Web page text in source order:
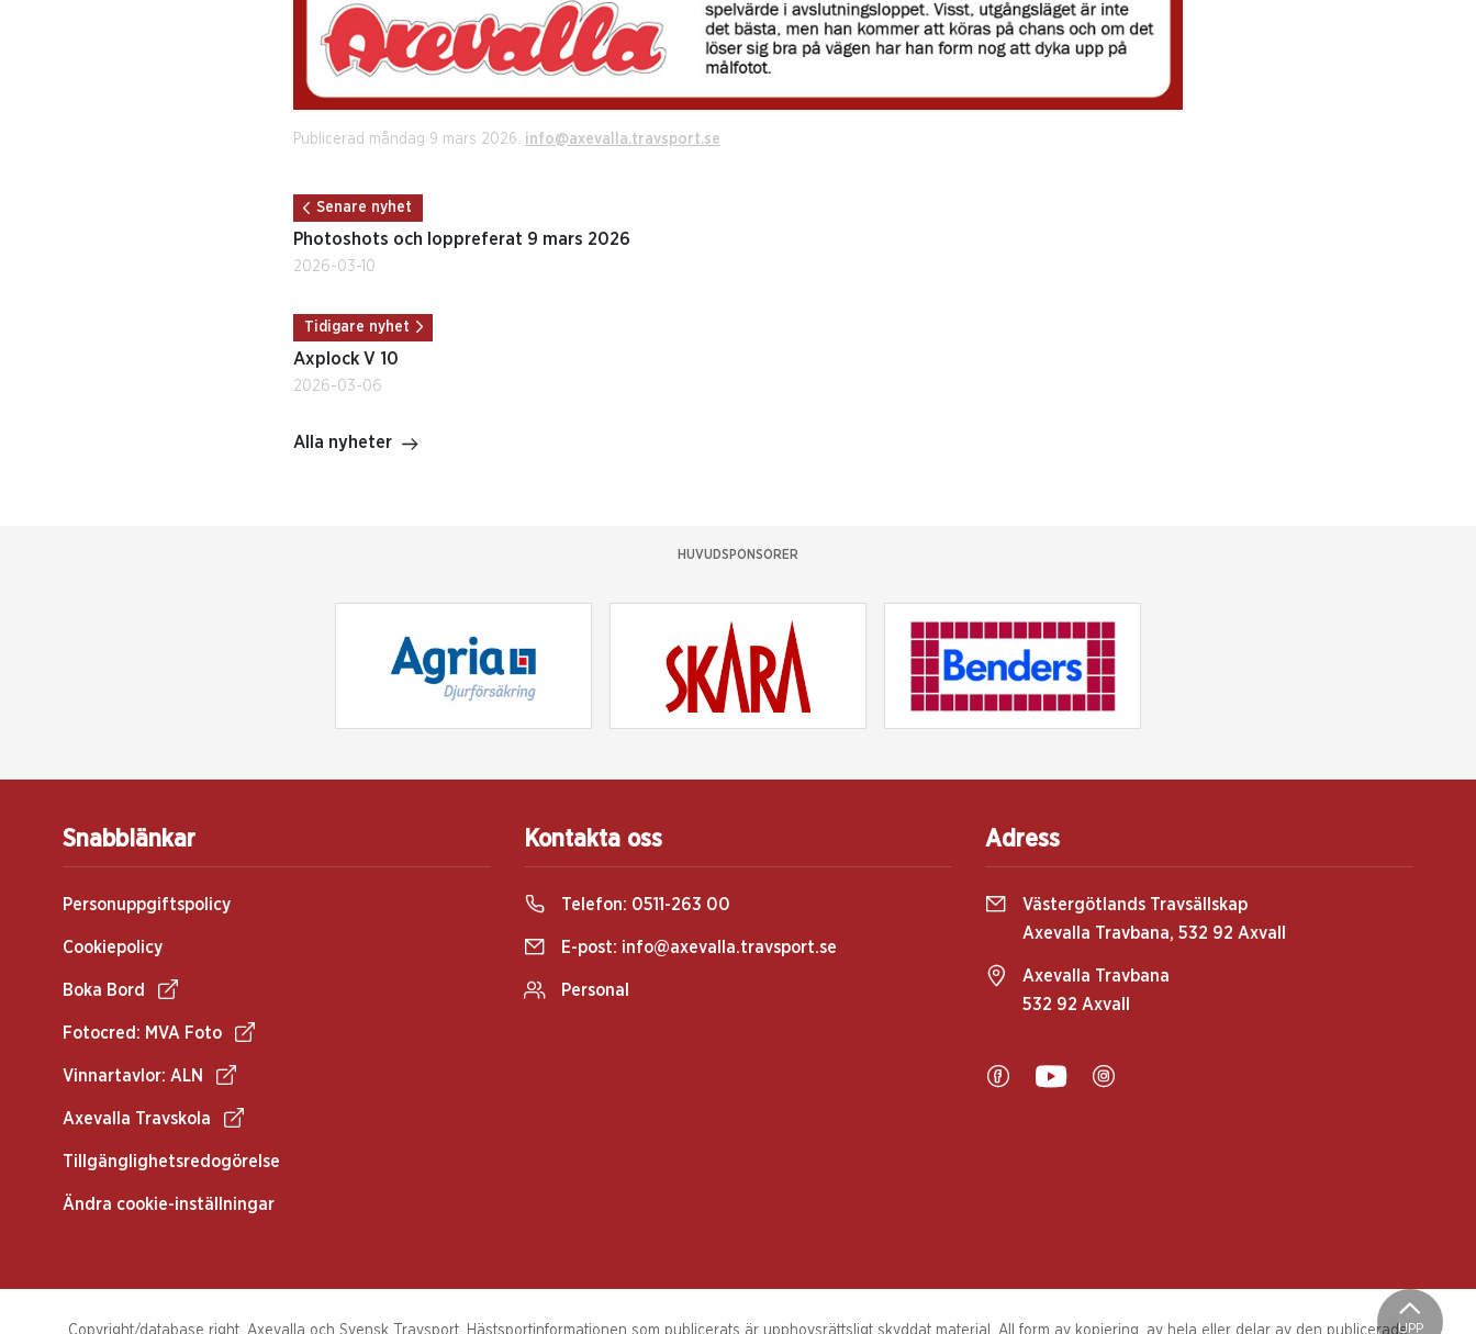
Publicerad måndag 9 mars 2026. info@axevalla.travsport.se
Senare nyhet
Photoshots och loppreferat 9 mars 2026
2026-03-10
Tidigare nyhet
Axplock V 10
2026-03-06
Alla nyheter
HUVUDSPONSORER
Snabblänkar
Personuppgiftspolicy
Cookiepolicy
Boka Bord
Fotocred: MVA Foto
Vinnartavlor: ALN
Axevalla Travskola
Tillgänglighetsredogörelse
Ändra cookie-inställningar
Kontakta oss
Telefon: 0511-263 00
E-post: info@axevalla.travsport.se
Personal
Adress
Västergötlands Travsällskap
Axevalla Travbana, 532 92 Axvall
Axevalla Travbana
532 92 Axvall
UPP